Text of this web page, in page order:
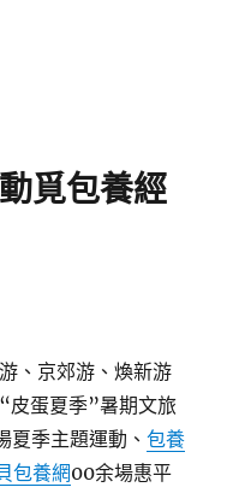
覓包養經
、京郊游、煥新游
皮蛋夏季”暑期文旅
夏季主題運動、包養
包養網00余場惠平